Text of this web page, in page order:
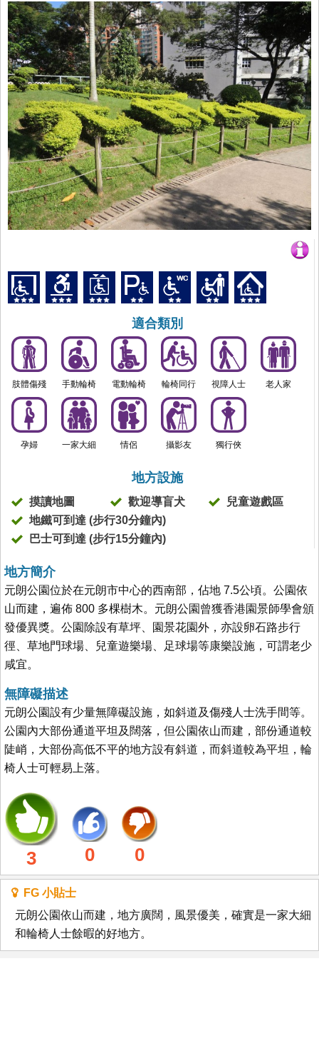
適合類別
肢體傷殘 手動輪椅 電動輪椅 輪椅同行 視障人士 老人家
孕婦 一家大細 情侶 攝影友 獨行俠
地方設施
摸讀地圖 歡迎導盲犬
兒童遊戲區
地鐵可到達 (步行30分鐘內)
巴士可到達 (步行15分鐘內)
地方簡介
元朗公園位於在元朗市中心的西南部，佔地 7.5公頃。公園依
山而建，遍佈 800 多棵樹木。元朗公園曾獲香港園景師學會頒
發優異獎。公園除設有草坪、園景花園外，亦設卵石路步行
徑、草地門球場、兒童遊樂場、足球場等康樂設施，可謂老少
咸宜。
無障礙描述
元朗公園設有少量無障礙設施，如斜道及傷殘人士洗手間等。
公園內大部份通道平坦及闊落，但公園依山而建，部份通道較
陡峭，大部份高低不平的地方設有斜道，而斜道較為平坦，輪
椅人士可輕易上落。
3 0 0
FG 小貼士
元朗公園依山而建，地方廣闊，風景優美，確實是一家大細
和輪椅人士餘暇的好地方。